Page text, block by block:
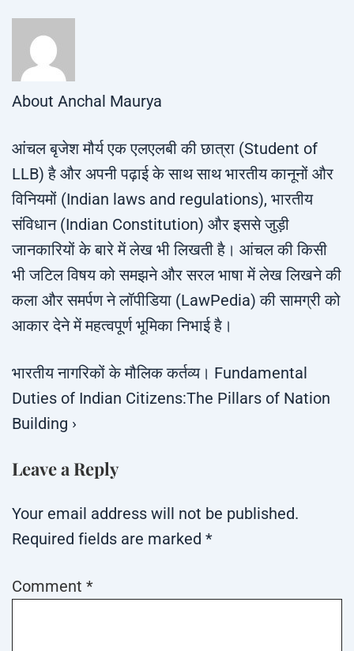
About Anchal Maurya
आंचल बृजेश मौर्य एक एलएलबी की छात्रा (Student of
LLB) है और अपनी पढ़ाई के साथ साथ भारतीय कानूनों और
विनियमों (Indian laws and regulations), भारतीय
संविधान (Indian Constitution) और इससे जुड़ी
जानकारियों के बारे में लेख भी लिखती है। आंचल की किसी
भी जटिल विषय को समझने और सरल भाषा में लेख लिखने की
कला और समर्पण ने लॉपीडिया (LawPedia) की सामग्री को
आकार देने में महत्वपूर्ण भूमिका निभाई है।
भारतीय नागरिकों के मौलिक कर्तव्य। Fundamental
Duties of Indian Citizens:The Pillars of Nation
Building ›
Leave a Reply
Your email address will not be published.
Required fields are marked *
Comment *